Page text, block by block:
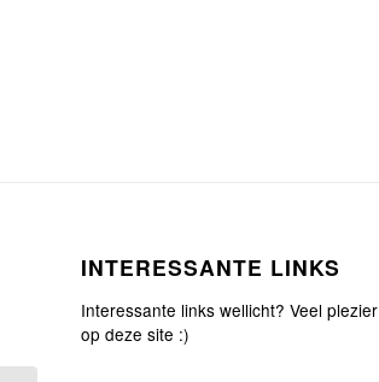
INTERESSANTE LINKS
Interessante links wellicht? Veel plezier
op deze site :)